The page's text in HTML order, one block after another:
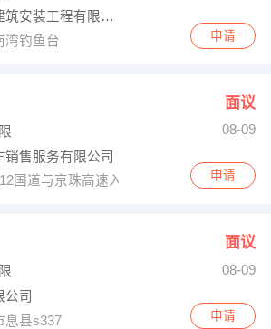
技术员/工程师
信阳鼎承信建筑安装工程有限公司
湾钓鱼台
申请
面议
08-09
销售服务有限公司
国道与京珠高速入口对面
申请
面议
08-09
公司
息县s337
申请